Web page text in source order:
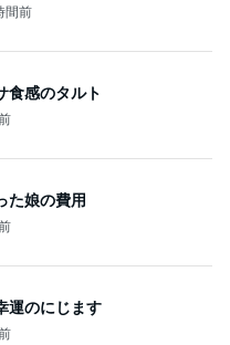
間前
食感のタルト
た娘の費用
運のにじます